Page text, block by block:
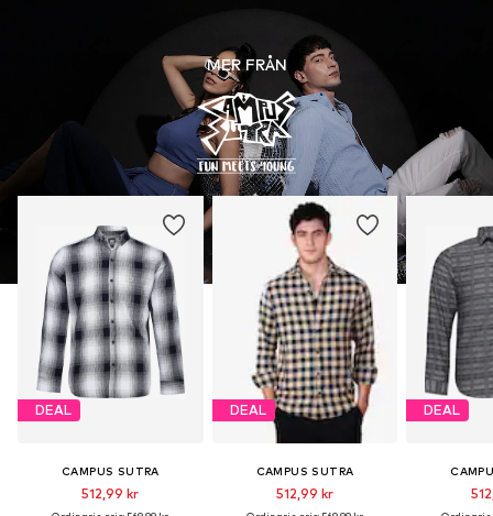
MER FRÅN
DEAL
CAMPUS SUTRA
512,99 kr
DEAL
CAMPUS SUTRA
512,99 kr
DEAL